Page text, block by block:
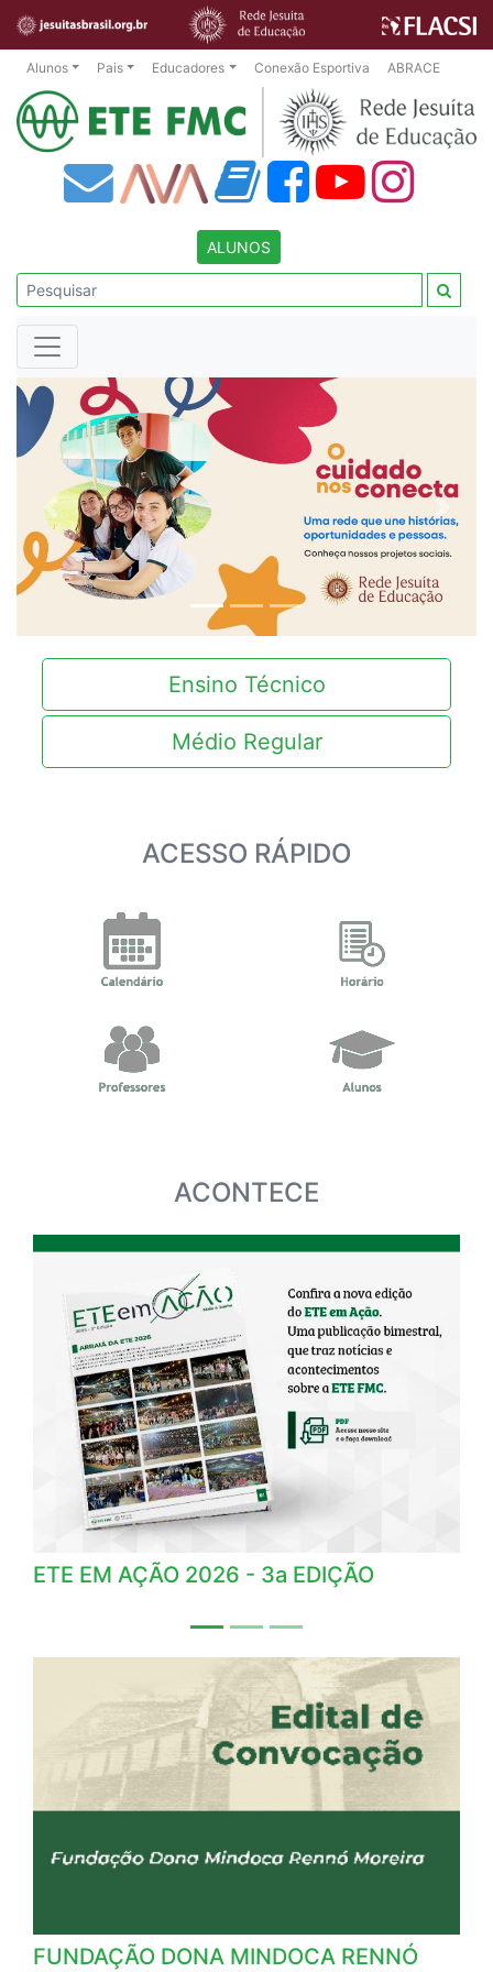
Alunos Pais Educadores Conexão Esportiva ABRACE
ALUNOS
Anterior
Ensino Técnico
Médio Regular
ACESSO RÁPIDO
ACONTECE
ETE EM AÇÃO 2026 - 3a EDIÇÃO